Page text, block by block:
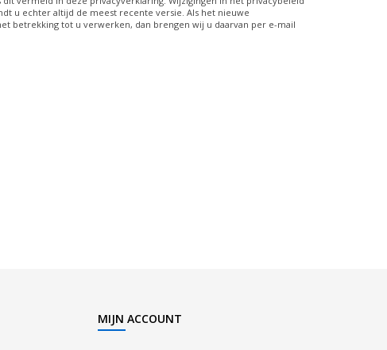
u echter altijd de meest recente versie. Als het nieuwe
betrekking tot u verwerken, dan brengen wij u daarvan per e-mail
MIJN ACCOUNT